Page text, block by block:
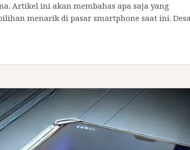
Artikel ini akan membahas apa saja yang
menarik di pasar smartphone saat ini.